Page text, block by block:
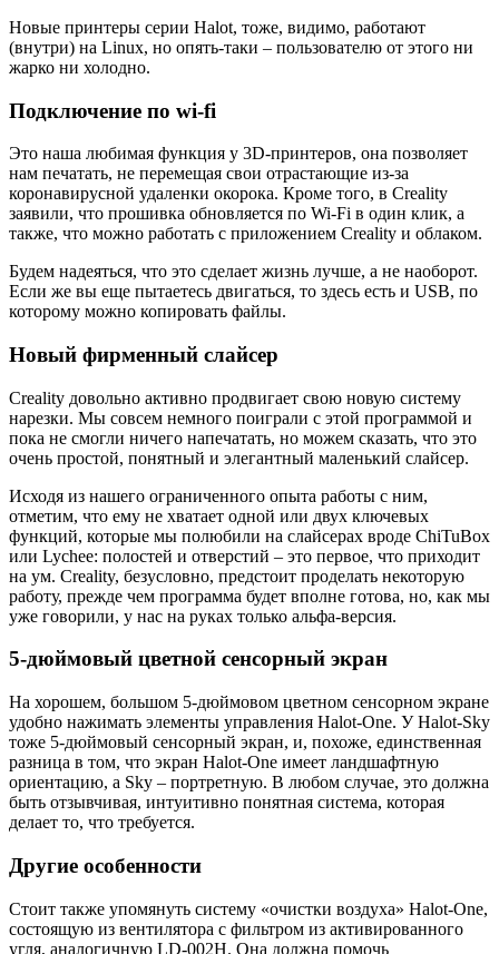
Новые принтеры серии Halot, тоже, видимо, работают
(внутри) на Linux, но опять-таки – пользователю от этого ни
жарко ни холодно.
Подключение по wi-fi
Это наша любимая функция у 3D-принтеров, она позволяет
нам печатать, не перемещая свои отрастающие из-за
коронавирусной удаленки окорока. Кроме того, в Creality
заявили, что прошивка обновляется по Wi-Fi в один клик, а
также, что можно работать с приложением Creality и облаком.
Будем надеяться, что это сделает жизнь лучше, а не наоборот.
Если же вы еще пытаетесь двигаться, то здесь есть и USB, по
которому можно копировать файлы.
Новый фирменный слайсер
Creality довольно активно продвигает свою новую систему
нарезки. Мы совсем немного поиграли с этой программой и
пока не смогли ничего напечатать, но можем сказать, что это
очень простой, понятный и элегантный маленький слайсер.
Исходя из нашего ограниченного опыта работы с ним,
отметим, что ему не хватает одной или двух ключевых
функций, которые мы полюбили на слайсерах вроде ChiTuBox
или Lychee: полостей и отверстий – это первое, что приходит
на ум. Creality, безусловно, предстоит проделать некоторую
работу, прежде чем программа будет вполне готова, но, как мы
уже говорили, у нас на руках только альфа-версия.
5-дюймовый цветной сенсорный экран
На хорошем, большом 5-дюймовом цветном сенсорном экране
удобно нажимать элементы управления Halot-One. У Halot-Sky
тоже 5-дюймовый сенсорный экран, и, похоже, единственная
разница в том, что экран Halot-One имеет ландшафтную
ориентацию, а Sky – портретную. В любом случае, это должна
быть отзывчивая, интуитивно понятная система, которая
делает то, что требуется.
Другие особенности
Стоит также упомянуть систему «очистки воздуха» Halot-One,
состоящую из вентилятора с фильтром из активированного
угля, аналогичную LD-002H. Она должна помочь